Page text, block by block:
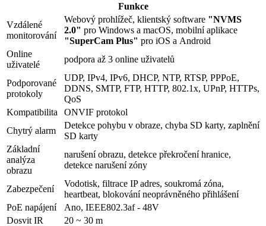
Funkce
Vzdálené
monitorování
Webový prohlížeč, klientský software "NVMS
2.0" pro Windows a macOS, mobilní aplikace
"SuperCam Plus" pro iOS a Android
Online
uživatelé
podpora až 3 online uživatelů
Podporované
protokoly
UDP, IPv4, IPv6, DHCP, NTP, RTSP, PPPoE,
DDNS, SMTP, FTP, HTTP, 802.1x, UPnP, HTTPs,
QoS
Kompatibilita
ONVIF protokol
Chytrý alarm
Detekce pohybu v obraze, chyba SD karty, zaplnění
SD karty
Základní
analýza
obrazu
narušení obrazu, detekce překročení hranice,
detekce narušení zóny
Zabezpečení
Vodotisk, filtrace IP adres, soukromá zóna,
heartbeat, blokování neoprávněného přihlášení
PoE napájení
Ano, IEEE802.3af - 48V
Dosvit IR
20 ~ 30 m